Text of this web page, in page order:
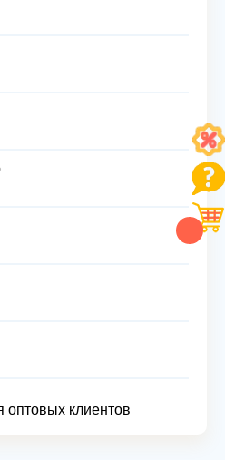
клиентов